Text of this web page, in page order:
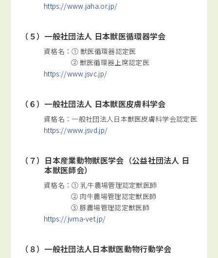
https://www.jaha.or.jp/
（５）一般社団法人 日本獣医循環器学会
資格名：① 獣医循環器認定医
② 獣医循環器上席認定医
https://www.jsvc.jp/
（６）一般社団法人 日本獣医皮膚科学会
資格名：一般社団法人日本獣医皮膚科学会認定医
https://www.jsvd.jp/
（７）日本産業動物獣医学会（公益社団法人 日
本獣医師会）
資格名：① 乳牛農場管理認定獣医師
② 肉牛農場管理認定獣医師
③ 豚農場管理認定獣医師
https://jvma-vet.jp/
（８）一般社団法人日本獣医動物行動学会